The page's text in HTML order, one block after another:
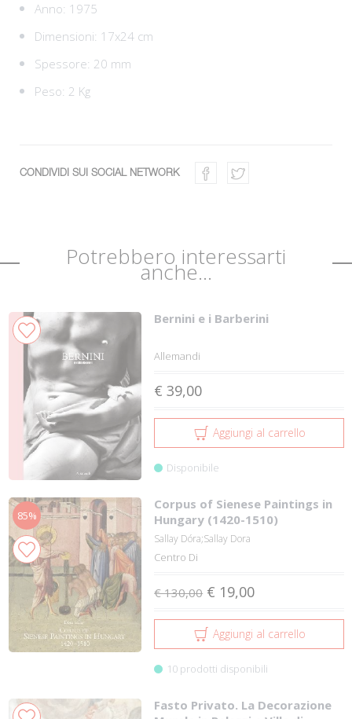
Anno: 1975
Dimensioni: 17x24 cm
Spessore: 20 mm
Peso: 2 Kg
CONDIVIDI SUI SOCIAL NETWORK
Potrebbero interessarti
anche...
Bernini e i Barberini
Allemandi
€ 39,00
Aggiungi al carrello
Disponibile
85%
Corpus of Sienese Paintings in
Hungary (1420-1510)
Sallay Dóra;Sallay Dora
Centro Di
€ 130,00 € 19,00
Aggiungi al carrello
10 prodotti disponibili
Fasto Privato. La Decorazione